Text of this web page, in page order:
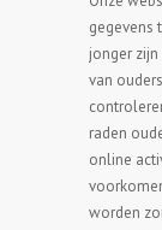
gegevens
jonger
van
raden
online
worden